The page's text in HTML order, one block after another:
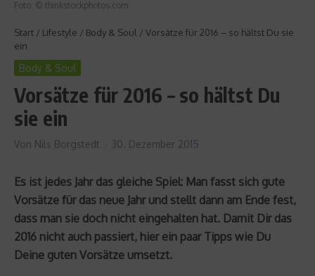
Foto: © thinkstockphotos.com
Start / Lifestyle / Body & Soul / Vorsätze für 2016 – so hältst Du sie
ein
Body & Soul
Vorsätze für 2016 – so hältst Du
sie ein
Von Nils Borgstedt 30. Dezember 2015
Es ist jedes Jahr das gleiche Spiel: Man fasst sich gute
Vorsätze für das neue Jahr und stellt dann am Ende fest,
dass man sie doch nicht eingehalten hat. Damit Dir das
2016 nicht auch passiert, hier ein paar Tipps wie Du
Deine guten Vorsätze umsetzt.